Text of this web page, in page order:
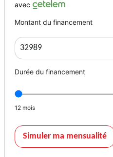
Kit téléphone main libre Bluetooth
Miroir de courtoisie passager éclairé
Mode sport
Ordinateur de bord
Palettes au volant
Prise Auxiliaires
Prise USB
Régulateur limiteur de vitesse
Rétroviseur intérieur jour/nuit auto
avec
Montant du financement
Durée du financement
12 mois
Simuler ma mensualité